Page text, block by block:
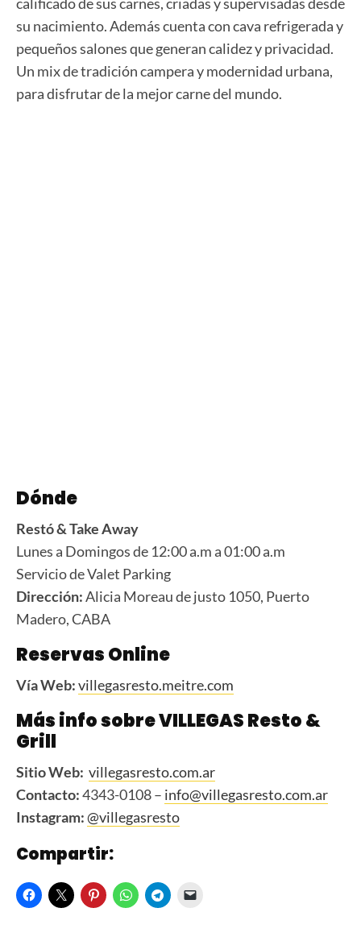
su nacimiento. Además cuenta con cava refrigerada y
pequeños salones que generan calidez y privacidad.
Un mix de tradición campera y modernidad urbana,
para disfrutar de la mejor carne del mundo.
Dónde
Restó & Take Away
Lunes a Domingos de 12:00 a.m a 01:00 a.m
Servicio de Valet Parking
Dirección:Alicia Moreau de justo 1050, Puerto
Madero, CABA
Reservas Online
Vía Web:villegasresto.meitre.com
Más info sobre VILLEGAS Resto &
Grill
Sitio Web: villegasresto.com.ar
Contacto:4343-0108 – info@villegasresto.com.ar
Instagram:@villegasresto
Compartir: